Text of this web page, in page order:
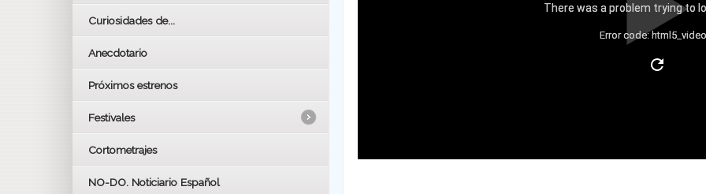
There was a problem trying to
Error code:
Curiosidades de...
Anecdotario
Próximos estrenos
Festivales
LOS OSCARS
Cortometrajes
NO-DO. Noticiario Español